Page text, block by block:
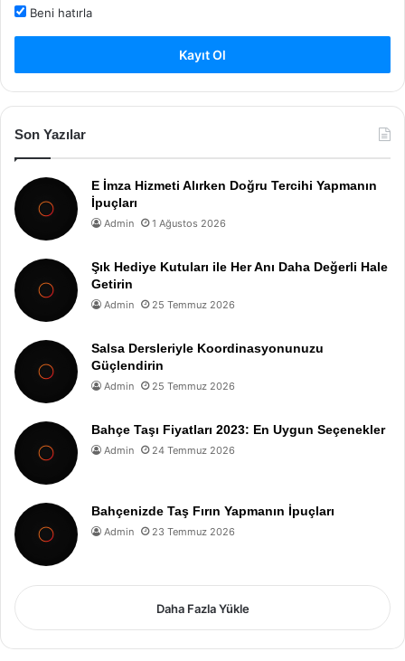
Beni hatırla
Kayıt Ol
Son Yazılar
E İmza Hizmeti Alırken Doğru Tercihi Yapmanın
İpuçları
Admin 1 Ağustos 2026
Şık Hediye Kutuları ile Her Anı Daha Değerli Hale
Getirin
Admin 25 Temmuz 2026
Salsa Dersleriyle Koordinasyonunuzu
Güçlendirin
Admin 25 Temmuz 2026
Bahçe Taşı Fiyatları 2023: En Uygun Seçenekler
Admin 24 Temmuz 2026
Bahçenizde Taş Fırın Yapmanın İpuçları
Admin 23 Temmuz 2026
Daha Fazla Yükle